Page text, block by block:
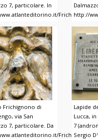
7, particolare. In
Frichignono/
http://
Frichignono di
via San
7, particolare. Da
Frichignono/
Lapide
Lucca,
7
Sergio